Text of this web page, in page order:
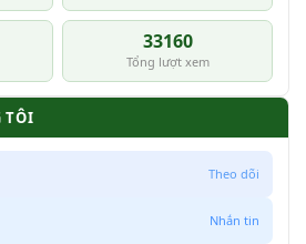
33160
Tổng lượt xem
TÔI
Theo dõi
Nhắn tin